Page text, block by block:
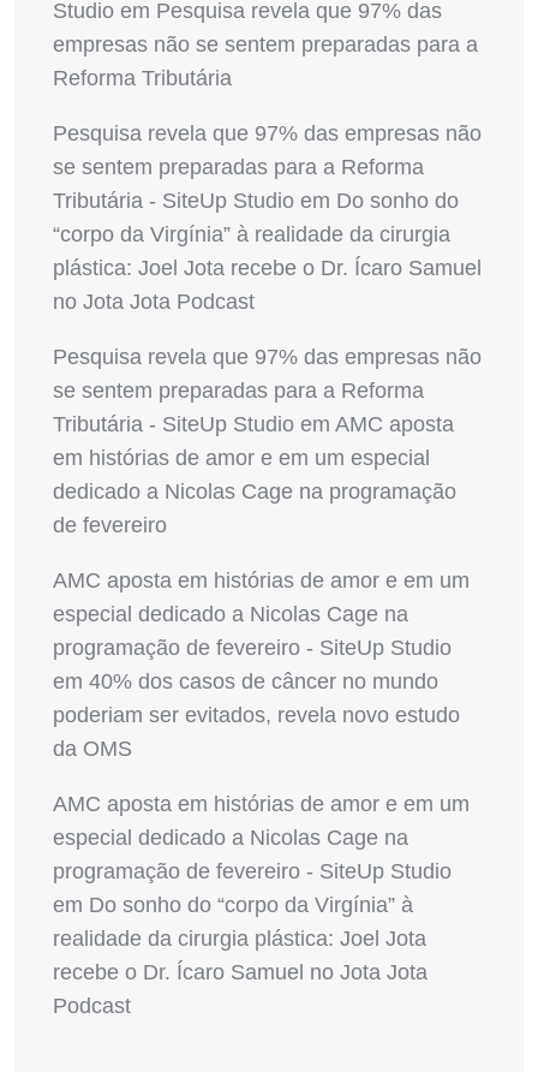
Studio em Pesquisa revela que 97% das
empresas não se sentem preparadas para a
Reforma Tributária
Pesquisa revela que 97% das empresas não
se sentem preparadas para a Reforma
Tributária - SiteUp Studio em Do sonho do
“corpo da Virgínia” à realidade da cirurgia
plástica: Joel Jota recebe o Dr. Ícaro Samuel
no Jota Jota Podcast
Pesquisa revela que 97% das empresas não
se sentem preparadas para a Reforma
Tributária - SiteUp Studio em AMC aposta
em histórias de amor e em um especial
dedicado a Nicolas Cage na programação
de fevereiro
AMC aposta em histórias de amor e em um
especial dedicado a Nicolas Cage na
programação de fevereiro - SiteUp Studio
em 40% dos casos de câncer no mundo
poderiam ser evitados, revela novo estudo
da OMS
AMC aposta em histórias de amor e em um
especial dedicado a Nicolas Cage na
programação de fevereiro - SiteUp Studio
em Do sonho do “corpo da Virgínia” à
realidade da cirurgia plástica: Joel Jota
recebe o Dr. Ícaro Samuel no Jota Jota
Podcast